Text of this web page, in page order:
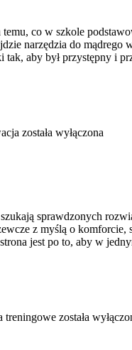
co w szkole
narzędzia do
tak, aby był przystępny i
została wyłączona
sprawdzonych
z myślą o
jest po to, aby w
treningowe została